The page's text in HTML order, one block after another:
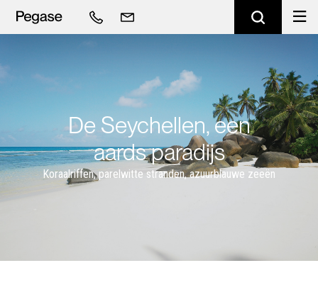
De Seychellen, een
aards paradijs
Koraalriffen, parelwitte stranden, azuurblauwe zeeën